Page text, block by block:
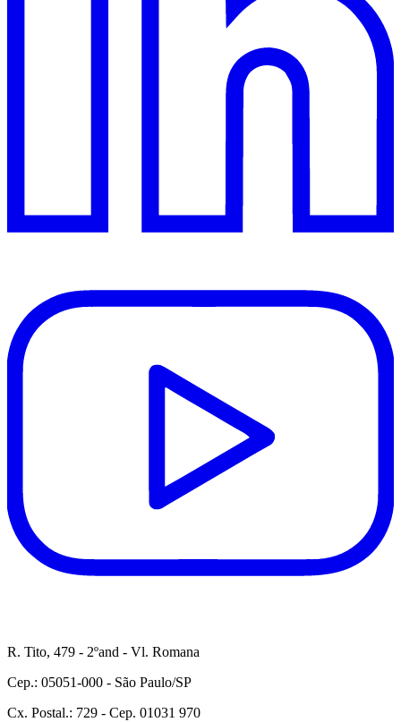
R. Tito, 479 - 2ºand - Vl. Romana
Cep.: 05051-000 - São Paulo/SP
Cx. Postal.: 729 - Cep. 01031 970